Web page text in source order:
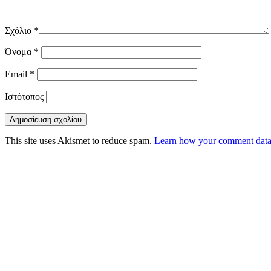
Σχόλιο *
Όνομα *
Email *
Ιστότοπος
This site uses Akismet to reduce spam. Learn how your comment